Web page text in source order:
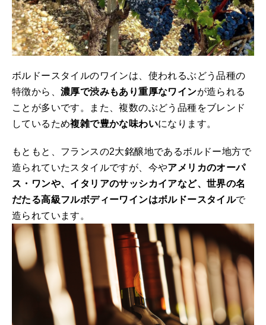
ボルドースタイルのワインは、使われるぶどう品種の
特徴から、 濃厚で渋みもあり重厚なワインが造られる
ことが多いです。また、複数のぶどう品種をブレンド
しているため複雑で豊かな味わいになります。
もともと、フランスの2大銘醸地であるボルドー地方で
造られていたスタイルですが、今やアメリカのオーパ
ス・ワンや、イタリアのサッシカイアなど、世界の名
だたる高級フルボディーワインはボルドースタイルで
造られています。